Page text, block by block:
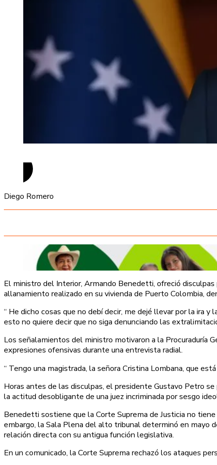
Diego Romero
El ministro del Interior, Armando Benedetti, ofreció disculpas
allanamiento realizado en su vivienda de Puerto Colombia,
“ He dicho cosas que no debí decir, me dejé llevar por la ira
esto no quiere decir que no siga denunciando las
Los señalamientos del ministro motivaron a la Procuraduría
expresiones ofensivas durante una entrevista radial.
“ Tengo una magistrada, la señora Cristina Lombana, que
Horas antes de las disculpas, el presidente Gustavo Petro
la actitud desobligante de una juez incriminada por sesgo
Benedetti sostiene que la Corte Suprema de Justicia no
embargo, la Sala Plena del alto tribunal determinó en mayo
relación directa con su antigua función legislativa.
En un comunicado, la Corte Suprema rechazó los ataques